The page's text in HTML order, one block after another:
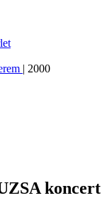
| 2000
koncert